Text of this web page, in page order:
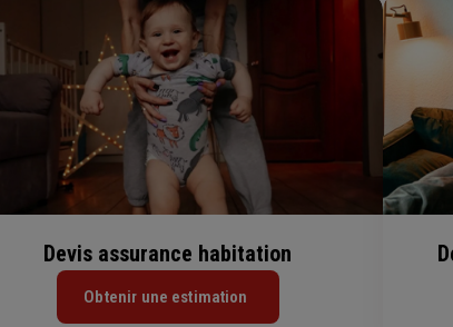
Devis assurance habitation
Obtenir une estimation